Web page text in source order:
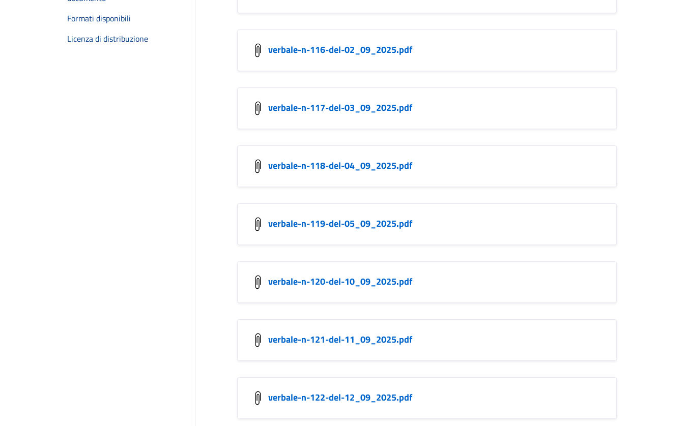
Formati disponibili
Licenza di distribuzione
verbale-n-116-del-02_09_2025.pdf
verbale-n-117-del-03_09_2025.pdf
verbale-n-118-del-04_09_2025.pdf
verbale-n-119-del-05_09_2025.pdf
verbale-n-120-del-10_09_2025.pdf
verbale-n-121-del-11_09_2025.pdf
verbale-n-122-del-12_09_2025.pdf